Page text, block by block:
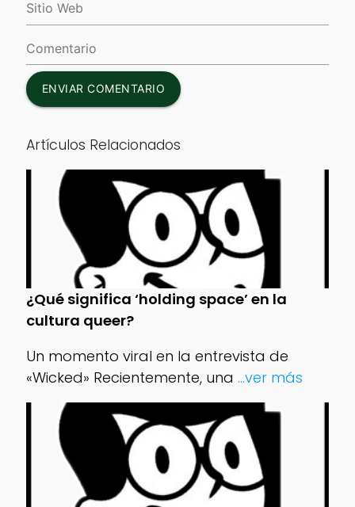
ENVIAR COMENTARIO
Artículos Relacionados
¿Qué significa ‘holding space’ en la
cultura queer?
Un momento viral en la entrevista de
«Wicked» Recientemente, una ...ver más